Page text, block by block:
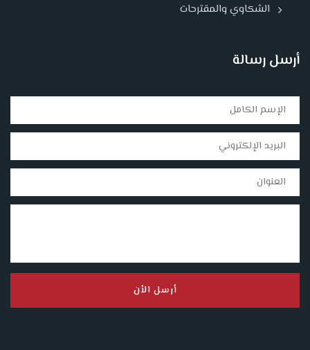
الشكاوي والمقترحات
أرسل رسالة
أرسل الأن